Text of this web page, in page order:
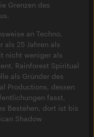
Grenzen des
an Techno,
als 25 Jahren als
nicht weniger als
Rainforest Spiritual
als Gründer des
Productions, dessen
fasst.
Bestehen, dort ist bis
Shadow